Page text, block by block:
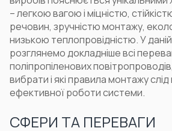
– легкою вагою і міцністю,
речовин, зручністю монтажу,
низькою теплопровідністю. У
розглянемо докладніше всі
поліпропіленових
вибрати і які правила монтажу
ефективної роботи системи.
СФЕРИ ТА ПЕРЕВАГИ